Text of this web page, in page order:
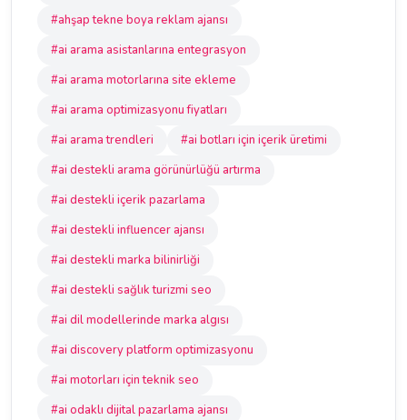
#ahşap tekne boya reklam ajansı
#ai arama asistanlarına entegrasyon
#ai arama motorlarına site ekleme
#ai arama optimizasyonu fiyatları
#ai arama trendleri
#ai botları için içerik üretimi
#ai destekli arama görünürlüğü artırma
#ai destekli içerik pazarlama
#ai destekli influencer ajansı
#ai destekli marka bilinirliği
#ai destekli sağlık turizmi seo
#ai dil modellerinde marka algısı
#ai discovery platform optimizasyonu
#ai motorları için teknik seo
#ai odaklı dijital pazarlama ajansı